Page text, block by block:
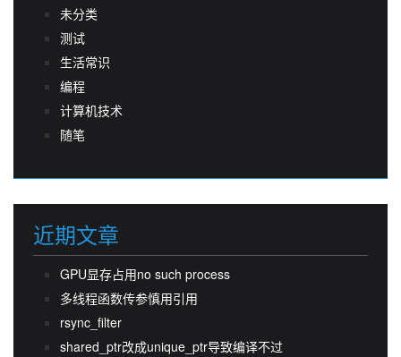
未分类
测试
生活常识
编程
计算机技术
随笔
近期文章
GPU显存占用no such process
多线程函数传参慎用引用
rsync_filter
shared_ptr改成unique_ptr导致编译不过